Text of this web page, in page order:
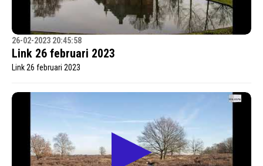
26-02-2023 20:45:58
Link 26 februari 2023
Link 26 februari 2023